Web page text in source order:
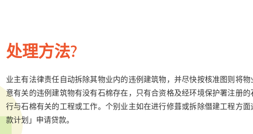
处理方法?
业主有法律责任自动拆除其物业内的违例建筑物，并尽快按核准图则将
意有关的违例建筑物有没有石棉存在，只有合资格及经环境保护署注册
行与石棉有关的工程或工作。个别业主如在进行修葺或拆除僭建工程方
款计划」申请贷款。